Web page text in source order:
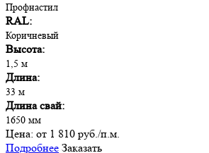
Профнастил
RAL:
Коричневый
Высота:
1,5 м
Длина:
33 м
Длина свай:
1650 мм
Цена: от 1 810 руб./п.м.
Подробнее Заказать